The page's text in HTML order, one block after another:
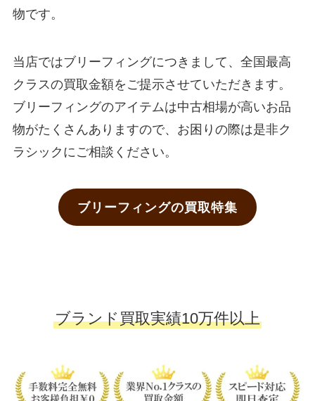
物です。
当店ではブリーフィングにつきまして、全国最高
クラスの買取金額をご提示させていただきます。
ブリーフィングのアイテムは中古相場が高いお品
物がたくさんありますので、お困りの際は是非ク
ラシックにご相談ください。
ブリーフィングの買取特集
ブランド買取実績10万件以上